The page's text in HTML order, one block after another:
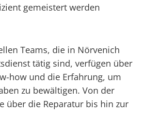
gemeistert werden
Teams, die in Nörvenich
tätig sind, verfügen über
how und die Erfahrung, um
zu bewältigen. Von der
über die Reparatur bis hin zur